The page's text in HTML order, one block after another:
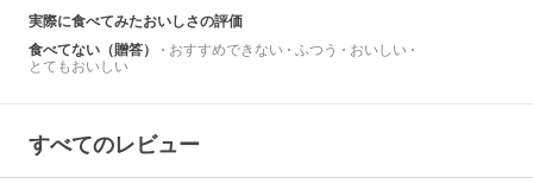
実際に食べてみたおいしさの評価
食べてない（贈答）
おすすめできない ふつう
おいしい
とてもおいしい
すべてのレビュー